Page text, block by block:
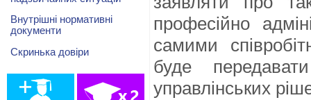
професійно
самими
буде
управлінських
Внутрішні нормативні
документи
Скринька довіри